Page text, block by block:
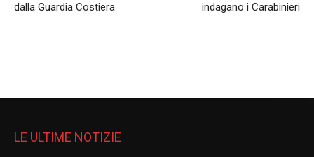
dalla Guardia Costiera
indagano i Carabinieri
LE ULTIME NOTIZIE